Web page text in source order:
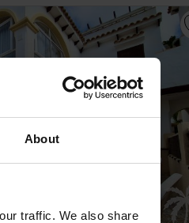
About
traffic. We also share